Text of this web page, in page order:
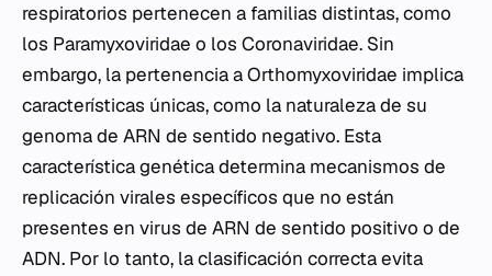
respiratorios pertenecen a familias distintas, como
los Paramyxoviridae o los Coronaviridae. Sin
embargo, la pertenencia aOrthomyxoviridae implica
características únicas, como la naturaleza de su
genoma de ARN de sentido negativo. Esta
característica genética determina mecanismos de
replicación virales específicos que no están
presentes en virus de ARN de sentido positivo o de
ADN. Por lo tanto, la clasificación correcta evita